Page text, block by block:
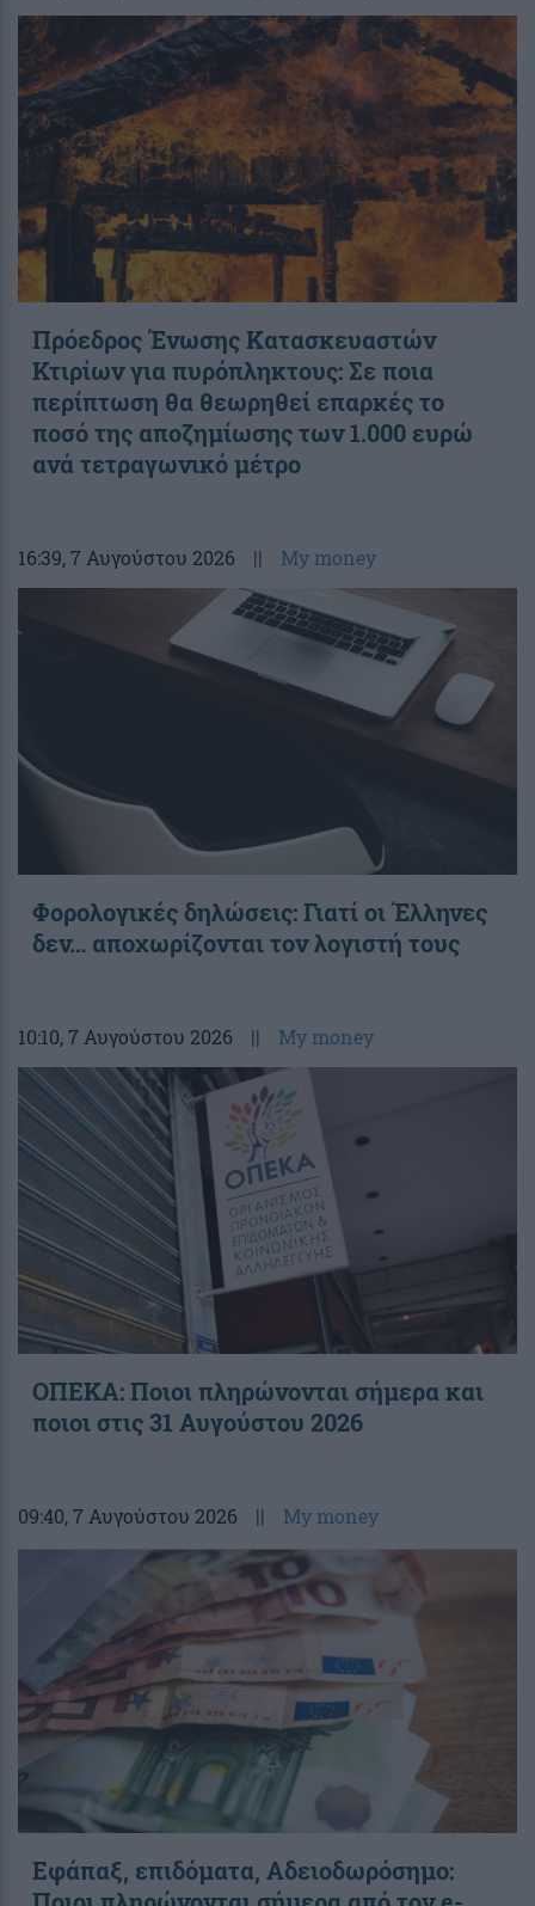
Πρόεδρος Ένωσης Κατασκευαστών
Κτιρίων για πυρόπληκτους: Σε ποια
περίπτωση θα θεωρηθεί επαρκές το
ποσό της αποζημίωσης των 1.000 ευρώ
ανά τετραγωνικό μέτρο
16:39, 7 Αυγούστου 2026 || My money
Φορολογικές δηλώσεις: Γιατί οι Έλληνες
δεν… αποχωρίζονται τον λογιστή τους
10:10, 7 Αυγούστου 2026 || My money
ΟΠΕΚΑ: Ποιοι πληρώνονται σήμερα και
ποιοι στις 31 Αυγούστου 2026
09:40, 7 Αυγούστου 2026 || My money
Εφάπαξ, επιδόματα, Αδειοδωρόσημο: